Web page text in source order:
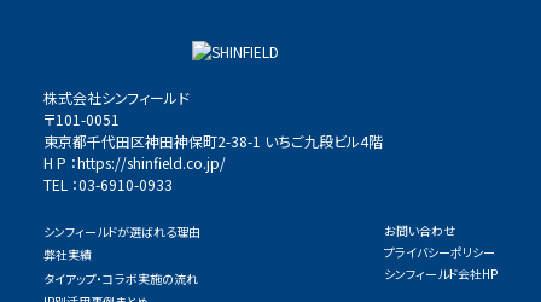
株式会社シンフィールド
〒101-0051
東京都千代田区神田神保町2-38-1 いちご九段ビル4階
H P ：https://shinfield.co.jp/
TEL ：03-6910-0933
シンフィールドが選ばれる理由
弊社実績
タイアップ・コラボ実施の流れ
お問い合わせ
プライバシーポリシー
シンフィールド会社HP